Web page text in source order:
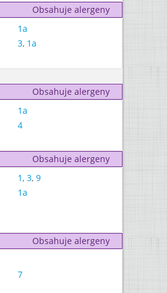
Obsahuje alergeny
1a
3, 1a
Obsahuje alergeny
1a
4
Obsahuje alergeny
1, 3, 9
1a
Obsahuje alergeny
7